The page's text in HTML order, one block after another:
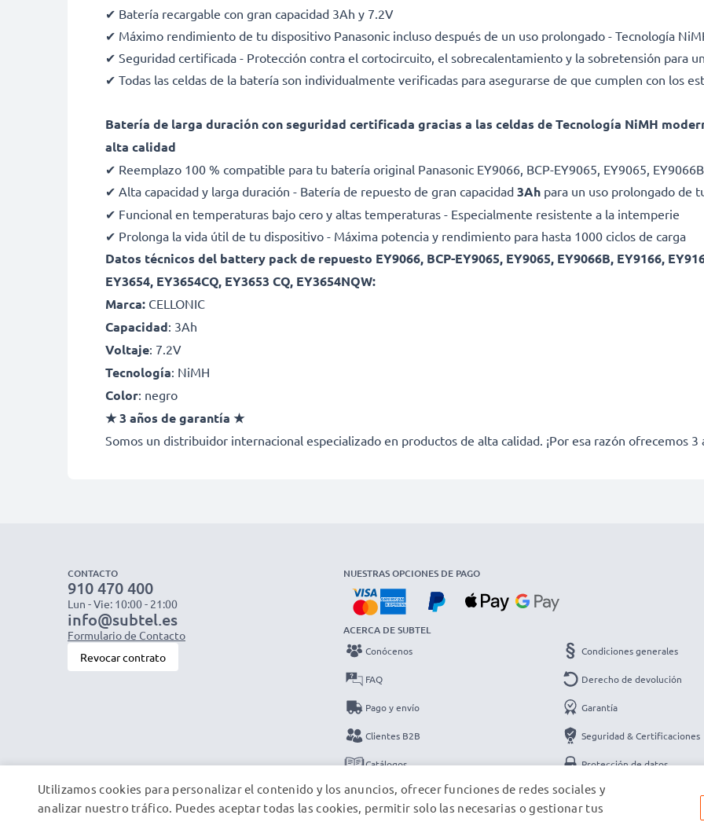
✔ Batería recargable con gran capacidad 3Ah y 7.2V
✔ Máximo rendimiento de tu dispositivo Panasonic incluso después de un uso prolongado - Tecnología
✔ Seguridad certificada - Protección contra el cortocircuito, el sobrecalentamiento y la sobretensión para
✔ Todas las celdas de la batería son individualmente verificadas para asegurarse de que cumplen con los
Batería de larga duración con seguridad certificada gracias a las celdas de Tecnología NiMH
alta calidad
✔ Reemplazo 100 % compatible para tu batería original Panasonic EY9066, BCP-EY9065, EY9065,
✔ Alta capacidad y larga duración - Batería de repuesto de gran capacidad 3Ah para un uso prolongado de
✔ Funcional en temperaturas bajo cero y altas temperaturas - Especialmente resistente a la intemperie
✔ Prolonga la vida útil de tu dispositivo - Máxima potencia y rendimiento para hasta 1000 ciclos de carga
Datos técnicos del battery pack de repuesto EY9066, BCP-EY9065, EY9065, EY9066B, EY9166,
EY3654, EY3654CQ, EY3653 CQ, EY3654NQW:
Marca: CELLONIC
Capacidad: 3Ah
Voltaje: 7.2V
Tecnología: NiMH
Color: negro
★ 3 años de garantía ★
Somos un distribuidor internacional especializado en productos de alta calidad. ¡Por esa razón ofrecemos 3
CONTACTO
910 470 400
Lun - Vie: 10:00 - 21:00
info@subtel.es
Formulario de Contacto
Revocar contrato
NUESTRAS OPCIONES DE PAGO
ACERCA DE SUBTEL
Conócenos
FAQ
Pago y envío
Clientes B2B
Catálogos
Contacto
Condiciones generales
Derecho de devolución
Garantía
Seguridad & Certificaciones
Protección de datos
Datos de la empresa
Utilizamos cookies para personalizar el contenido y los anuncios, ofrecer funciones de redes sociales y
analizar nuestro tráfico. Puedes aceptar todas las cookies, permitir solo las necesarias o gestionar tus